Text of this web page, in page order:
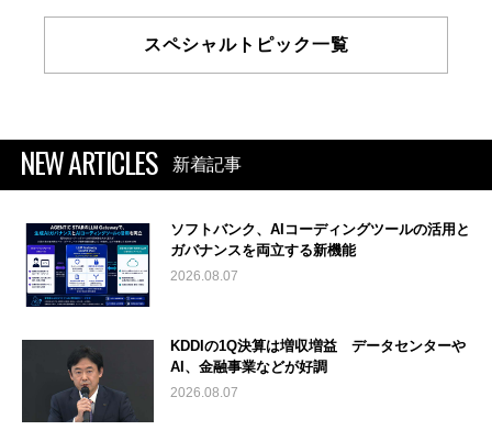
スペシャルトピック一覧
NEW ARTICLES 新着記事
ソフトバンク、AIコーディングツールの活用と
ガバナンスを両立する新機能
2026.08.07
KDDIの1Q決算は増収増益 データセンターや
AI、金融事業などが好調
2026.08.07